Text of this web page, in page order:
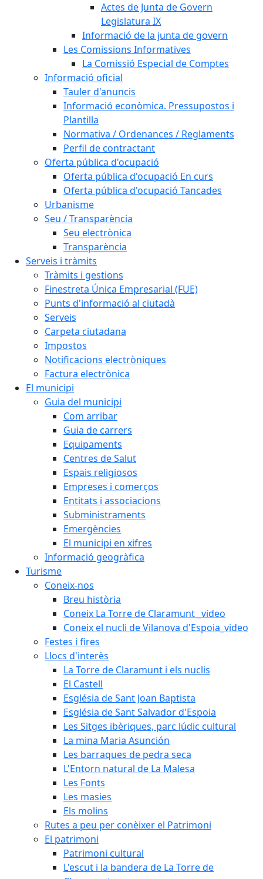
Actes de Junta de Govern
Legislatura IX
Informació de la junta de govern
Les Comissions Informatives
La Comissió Especial de Comptes
Informació oficial
Tauler d'anuncis
Informació econòmica. Pressupostos i
Plantilla
Normativa / Ordenances / Reglaments
Perfil de contractant
Oferta pública d'ocupació
Oferta pública d'ocupació En curs
Oferta pública d'ocupació Tancades
Urbanisme
Seu / Transparència
Seu electrònica
Transparència
Serveis i tràmits
Tràmits i gestions
Finestreta Única Empresarial (FUE)
Punts d'informació al ciutadà
Serveis
Carpeta ciutadana
Impostos
Notificacions electròniques
Factura electrònica
El municipi
Guia del municipi
Com arribar
Guia de carrers
Equipaments
Centres de Salut
Espais religiosos
Empreses i comerços
Entitats i associacions
Subministraments
Emergències
El municipi en xifres
Informació geogràfica
Turisme
Coneix-nos
Breu història
Coneix La Torre de Claramunt _video
Coneix el nucli de Vilanova d'Espoia_video
Festes i fires
Llocs d'interès
La Torre de Claramunt i els nuclis
El Castell
Església de Sant Joan Baptista
Església de Sant Salvador d'Espoia
Les Sitges ibèriques, parc lúdic cultural
La mina Maria Asunción
Les barraques de pedra seca
L'Entorn natural de La Malesa
Les Fonts
Les masies
Els molins
Rutes a peu per conèixer el Patrimoni
El patrimoni
Patrimoni cultural
L'escut i la bandera de La Torre de